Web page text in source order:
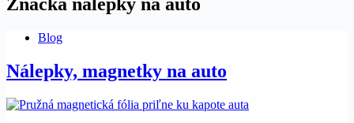
Značka nalepky na auto
Blog
Nálepky, magnetky na auto